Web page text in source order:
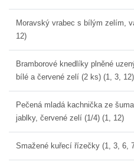
Moravský vrabec s bílým zelím,
12)
Bramborové knedlíky plněné
bílé a červené zelí (2 ks) (1, 3, 12)
Pečená mladá kachnička ze
jablky, červené zelí (1/4) (1, 12)
Smažené kuřecí řízečky (1, 3, 6,